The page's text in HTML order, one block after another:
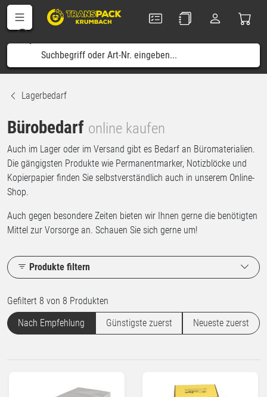
Lagerbedarf
Bürobedarf online kaufen
Auch im Lager oder im Versand gibt es Bedarf an Büromaterialien.
Die gängigsten Produkte wie Permanentmarker, Notizblöcke und
Kopierpapier finden Sie selbstverständlich auch in unserem Online-
Shop.
Auch gegen besondere Zeiten bieten wir Ihnen gerne die benötigten
Mittel zur Vorsorge an. Schauen Sie sich gerne um!
Produkte filtern
Gefiltert 8 von 8 Produkten
Nach Empfehlung
Günstigste zuerst Neueste zuerst